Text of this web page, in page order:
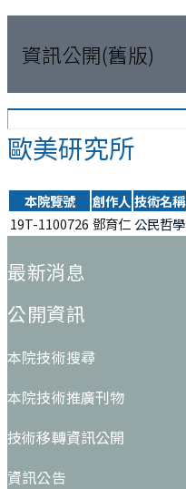
資訊公開(舊版)
歐美研究所
本院覽號 創作人 技術名稱
19T-1100726 鄧育仁 公民哲學
最新消息
公開資訊
本院技術搜尋
本院技術推廣刊物
技術移轉資訊公開
資訊公告